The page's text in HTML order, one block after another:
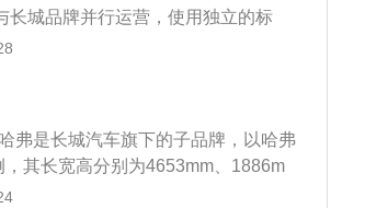
作用。3、长城哈弗是长城汽车SUV
家花旦，融合了轿车、MPV和SUV等
表现上都达到了世界水准。长城汽车
的前身是长城工业公司，是一家集体
河北省保定市。
长城品牌并行运营，使用独立的标
主营SUV生产及销售业务。2、哈弗
、M4、H1、H2、H3、H4、H5、
以往任何一款产品的特性。
弗是长城汽车旗下的子品牌，以哈弗
其长宽高分别为4653mm、1886m
5门5座suv，整备质量1590kg。动